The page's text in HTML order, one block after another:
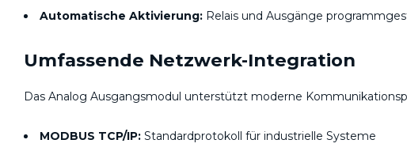
Automatische Aktivierung: Relais und Ausgänge
Umfassende Netzwerk-Integration
Das Analog Ausgangsmodul unterstützt moderne
MODBUS TCP/IP: Standardprotokoll für industrielle Systeme